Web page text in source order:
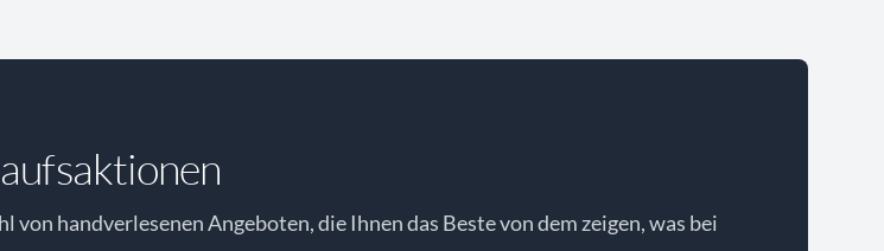
handverlesenen Angeboten, die Ihnen das Beste von dem zeigen, was bei